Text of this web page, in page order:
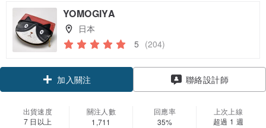
YOMOGIYA
日本
5 (204)
加入關注 聯絡設計師
出貨速度
7 日以上
關注人數
1,711
回應率
35%
上次上線
超過 1 週